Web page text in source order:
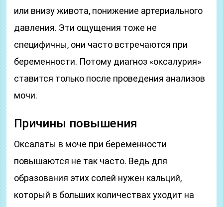
или внизу живота, понижение артериального
давления. Эти ощущения тоже не
специфичны, они часто встречаются при
беременности. Потому диагноз «оксалурия»
ставится только после проведения анализов
мочи.
Причины повышения
Оксалаты в моче при беременности
повышаются не так часто. Ведь для
образования этих солей нужен кальций,
который в больших количествах уходит на